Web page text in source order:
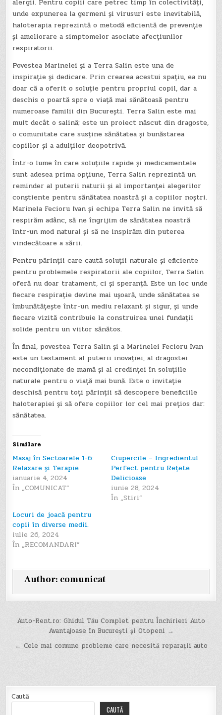
alergii. Pentru copiii care petrec timp în colectivități,
unde expunerea la germeni și virusuri este inevitabilă,
haloterapia reprezintă o metodă eficientă de prevenție
și ameliorare a simptomelor asociate afecțiunilor
respiratorii.
Povestea Marinelei și a Terra Salin este una de
inspirație și dedicare. Prin crearea acestui spațiu, ea nu
doar că a oferit o soluție pentru propriul copil, dar a
deschis o poartă spre o viață mai sănătoasă pentru
numeroase familii din București. Terra Salin este mai
mult decât o salină; este un proiect născut din dragoste,
o comunitate care susține sănătatea și bunăstarea
copiilor și a adulților deopotrivă.
Într-o lume în care soluțiile rapide și medicamentele
sunt adesea prima opțiune, Terra Salin reprezintă un
reminder al puterii naturii și al importanței alegerilor
conștiente pentru sănătatea noastră și a copiilor noștri.
Marinela Fecioru Ivan și echipa Terra Salin ne invită să
respirăm adânc, să ne îngrijim de sănătatea noastră
într-un mod natural și să ne inspirăm din puterea
vindecătoare a sării.
Pentru părinții care caută soluții naturale și eficiente
pentru problemele respiratorii ale copiilor, Terra Salin
oferă nu doar tratament, ci și speranță. Este un loc unde
fiecare respirație devine mai ușoară, unde sănătatea se
îmbunătățește într-un mediu relaxant și sigur, și unde
fiecare vizită contribuie la construirea unei fundații
solide pentru un viitor sănătos.
În final, povestea Terra Salin și a Marinelei Fecioru Ivan
este un testament al puterii inovației, al dragostei
necondiționate de mamă și al credinței în soluțiile
naturale pentru o viață mai bună. Este o invitație
deschisă pentru toți părinții să descopere beneficiile
haloterapiei și să ofere copiilor lor cel mai prețios dar:
sănătatea.
Similare
Masaj în Sectoarele 1-6:
Relaxare și Terapie
ianuarie 4, 2024
În „COMUNICAT”
Ciupercile – Ingredientul
Perfect pentru Rețete
Delicioase
iunie 28, 2024
În „Stiri”
Locuri de joacă pentru
copii în diverse medii.
iulie 26, 2024
În „RECOMANDARI”
Author: comunicat
Navigare
articole
Auto-Rent.ro: Ghidul Tău Complet pentru Închirieri Auto
Avantajoase în București și Otopeni →
← Cele mai comune probleme care necesită reparații auto
Caută
CAUTĂ